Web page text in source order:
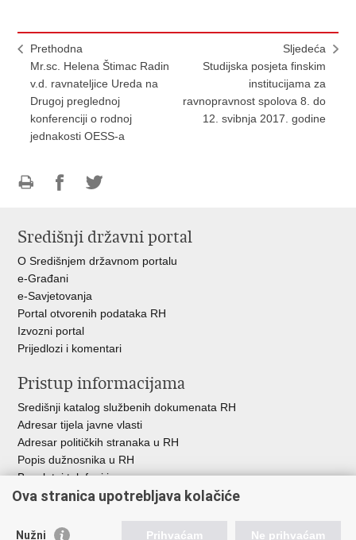
Prethodna
Mr.sc. Helena Štimac Radin
v.d. ravnateljice Ureda na
Drugoj preglednoj
konferenciji o rodnoj
jednakosti OESS-a
Sljedeća
Studijska posjeta finskim
institucijama za
ravnopravnost spolova 8. do
12. svibnja 2017. godine
FacebookuTwitteru
Središnji državni portal
O Središnjem državnom portalu
e-Građani
e-Savjetovanja
Portal otvorenih podataka RH
Izvozni portal
Prijedlozi i komentari
Pristup informacijama
Središnji katalog službenih dokumenata RH
Adresar tijela javne vlasti
Adresar političkih stranaka u RH
Popis dužnosnika u RH
Besplatni telefoni javne uprave
Pozivi za žurnu pomoć
Važne poveznice
Ova stranica upotrebljava kolačiće
Nužni Prihvaćam Ne prihvaćam